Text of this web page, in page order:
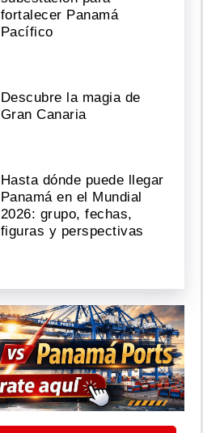
fortalecer Panamá
Pacífico
Descubre la magia de
Gran Canaria
Hasta dónde puede llegar
Panamá en el Mundial
2026: grupo, fechas,
figuras y perspectivas